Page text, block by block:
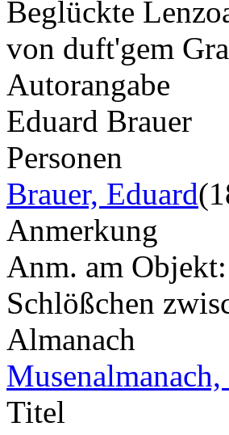
Beglückte
von duft'gem
Autorangabe
Eduard Brauer
Personen
Brauer, Eduard
Anmerkung
Anm. am
Schlößchen
Almanach
Titel